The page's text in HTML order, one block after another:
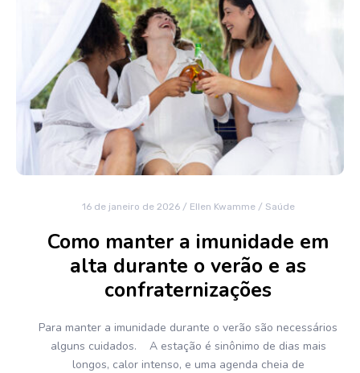
16 de janeiro de 2026 / Ellen Kwamme / Saúde
Como manter a imunidade em
alta durante o verão e as
confraternizações
Para manter a imunidade durante o verão são necessários
alguns cuidados. A estação é sinônimo de dias mais
longos, calor intenso, e uma agenda cheia de